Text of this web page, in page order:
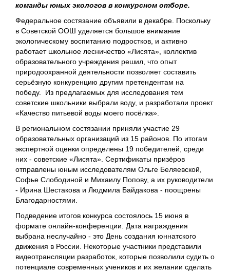
команды юных экологов в конкурсном отборе.
Федеральное состязание объявили в декабре. Поскольку
в Советской ООШ уделяется большое внимание
экологическому воспитанию подростков, и активно
работает школьное лесничество «Лисята», коллектив
образовательного учреждения решил, что опыт
природоохранной деятельности позволяет составить
серьёзную конкуренцию другим претендентам на
победу. Из предлагаемых для исследования тем
советские школьники выбрали воду, и разработали проект
«Качество питьевой воды моего посёлка».
В региональном состязании приняли участие 29
образовательных организаций из 15 районов. По итогам
экспертной оценки определены 19 победителей, среди
них - советские «Лисята». Сертификаты призёров
отправлены юным исследователям Ольге Беляевской,
Софье Слободиной и Михаилу Попову, а их руководители
- Ирина Шестакова и Людмила Байдакова - поощрены
Благодарностями.
Подведение итогов конкурса состоялось 15 июня в
формате онлайн-конференции. Дата награждения
выбрана неслучайно - это День создания юннатского
движения в России. Некоторые участники представили
видеотрансляции разработок, которые позволили судить о
потенциале современных учеников и их желании сделать